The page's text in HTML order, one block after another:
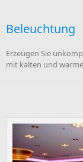
Beleuchtung
Erzeugen Sie
mit kalten und